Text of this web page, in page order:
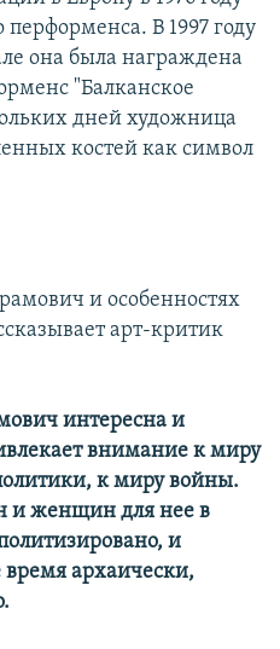
В 1997 году
она была награждена
"Балканское
дней художница
костей как символ
и особенностях
арт-критик
интересна и
внимание к миру
к миру войны.
и женщин для нее в
и
время архаически,